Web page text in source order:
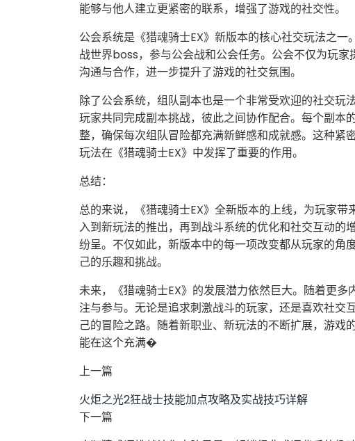
能够与他人建立更紧密的联系，增强了游戏的社交性。
公会系统是《猎魂骑士EX》新版本的核心社交玩法之
战世界boss，参与公会战和公会任务。公会不仅为玩
沟通与合作，进一步提升了游戏的社交氛围。
除了公会系统，组队副本也是一个非常受欢迎的社交玩
玩家共同完成副本挑战，彼此之间协作配合。每个副本
整，确保每次组队冒险都充满新鲜感和成就感。这种紧
玩法在《猎魂骑士EX》中发挥了重要的作用。
总结：
总的来说，《猎魂骑士EX》全新版本的上线，为玩家
入到新玩法的推出，再到战斗系统的优化和社交互动的
纷呈。不仅如此，新版本中的每一项改变都从玩家的角
己的乐趣和挑战。
未来，《猎魂骑士EX》的发展潜力依然巨大。随着更
注与参与。无论是追求刺激战斗的玩家，还是喜欢社交
己的冒险之路。随着新职业、新玩法的不断扩展，游
能在这个充满�
上一篇
火炬之光2狂战士技能加点攻略及实战技巧详解
下一篇